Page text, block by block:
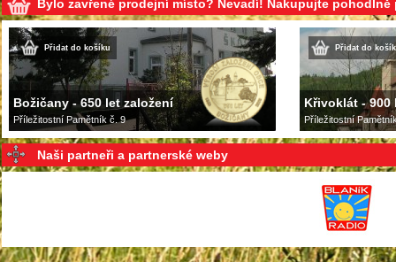
Bylo zavřené prodejní místo? Nevadí! Nakupujte
Přidat do košíku
Božičany - 650 let založení
Příležitostní Pamětník č. 9
Přidat do
Křivoklát - 900
Příležitostní
Naši partneři a partnerské weby